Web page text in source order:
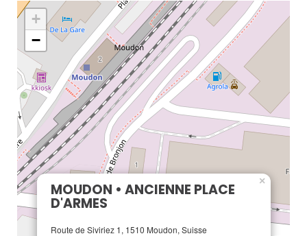
MOUDON • ANCIENNE PLACE
D'ARMES
Route de Siviriez 1, 1510 Moudon, Suisse
×
+
−